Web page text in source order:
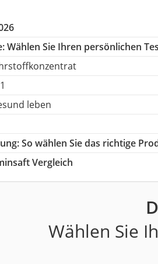
Wählen Sie Ihren persönlichen
leben
: So wählen Sie das richtige
Vergleich
Wählen Sie